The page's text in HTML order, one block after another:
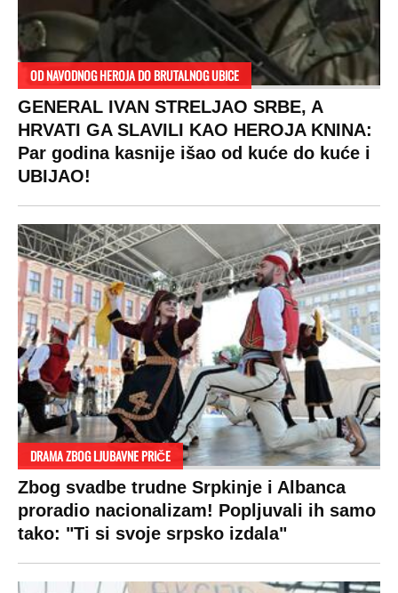
RAJ!
Žene u Srbiji su poludele za njima,
ogledaju se, bacaju pare: Ovde bunde
koštaju 100 evra, a neke i 2.000 dinara!
SPREMITE SE
Za posnu slavsku trpezu ove godine treba
izdvojiti ozbiljnu sumu novca: Nečija cela
plata ode na svega 20 gostiju